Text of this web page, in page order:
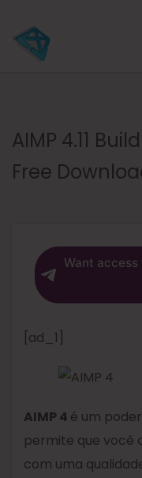
AIMP 4.11
Free
Want
[ad_1]
AIMP 4 é um
permite que você
com uma